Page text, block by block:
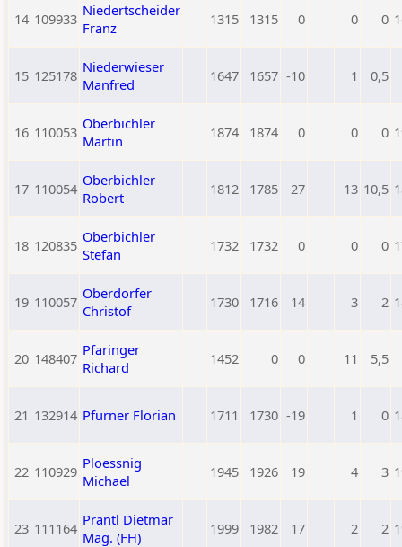
14 109933 Niedertscheider
Franz
1315 1315 0 0 0
15 125178 Niederwieser
Manfred
1647 1657 -10 1 0,5
16 110053 Oberbichler
Martin
1874 1874 0 0 0
17 110054 Oberbichler
Robert
1812 1785 27 13 10,5
18 120835 Oberbichler
Stefan
1732 1732 0 0 0
19 110057 Oberdorfer
Christof
1730 1716 14 3 2
20 148407 Pfaringer
Richard
1452 0 0 11 5,5
21 132914 Pfurner Florian 1711 1730 -19 1 0
22 110929 Ploessnig
Michael
1945 1926 19 4 3
23 111164 Prantl Dietmar
Mag. (FH)
1999 1982 17 2 2